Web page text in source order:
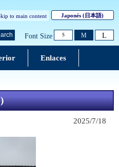
to main content Japonés(日本語)
Font Size S M L
Enlaces
2025/7/18